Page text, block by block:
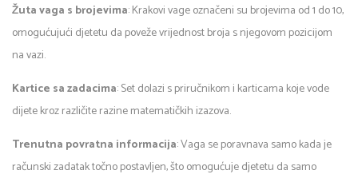
Žuta vaga s brojevima: Krakovi vage označeni su brojevima od 1 do 10,
omogućujući djetetu da poveže vrijednost broja s njegovom pozicijom
na vazi.
Kartice sa zadacima: Set dolazi s priručnikom i karticama koje vode
dijete kroz različite razine matematičkih izazova.
Trenutna povratna informacija: Vaga se poravnava samo kada je
računski zadatak točno postavljen, što omogućuje djetetu da samo